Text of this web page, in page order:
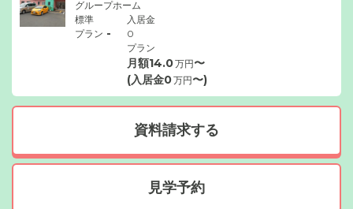
グループホーム
標準
プラン -
入居金
0
プラン
月額14.0万円〜
(入居金0万円〜)
資料請求する
見学予約